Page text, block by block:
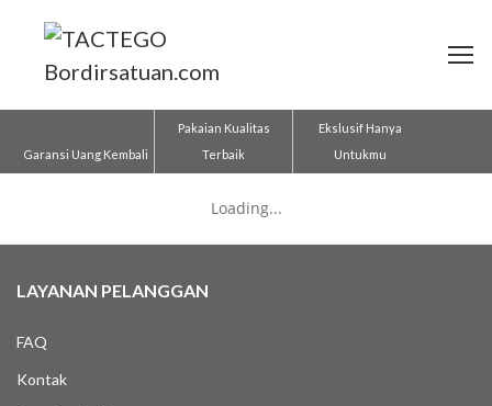
Garansi Uang Kembali
Pakaian Kualitas
Terbaik
Ekslusif Hanya
Untukmu
Loading...
LAYANAN PELANGGAN
FAQ
Kontak